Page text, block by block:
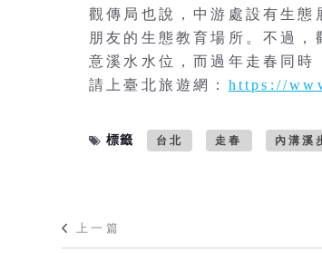
觀傳局也說，中游處設有生態
朋友的生態教育場所。不過
意溪水水位，而過年走春同
請上臺北旅遊網： https://
標籤 台北 走春 內溝溪
上一篇